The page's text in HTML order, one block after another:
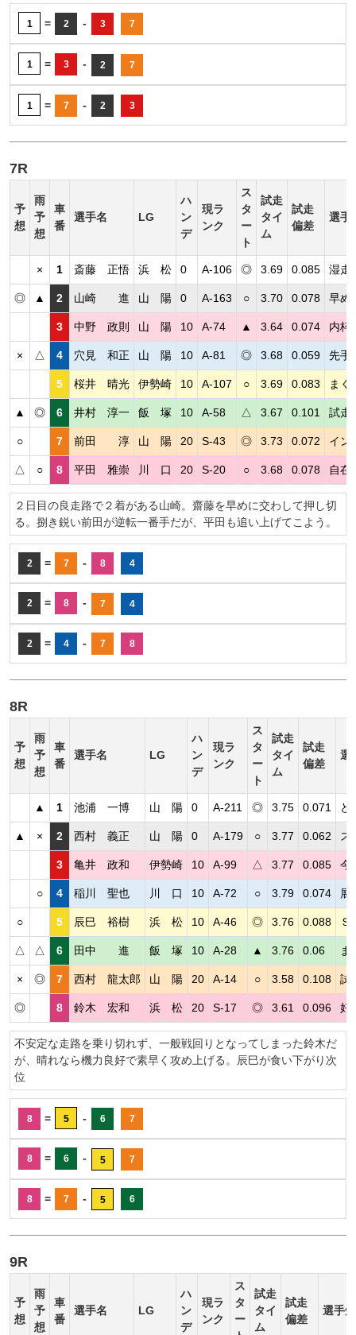
1 = 2 - 3 7
1 = 3 - 2 7
1 = 7 - 2 3
7R
予
想
雨
予
想
車
番
選手名 LG
ハ
ン
デ
現ラ
ンク
ス
タ
ー
ト
試走
タイ
ム
試走
偏差
選手
× 1 斎藤 正悟 浜 松 0 A-106 ◎ 3.69 0.085 湿走
◎ ▲ 2 山崎 進 山 陽 0 A-163 ○ 3.70 0.078 早め
3 中野 政則 山 陽 10 A-74 ▲ 3.64 0.074 内枠
× △ 4 穴見 和正 山 陽 10 A-81 ◎ 3.68 0.059 先手
5 桜井 晴光 伊勢崎 10 A-107 ○ 3.69 0.083 まく
▲ ◎ 6 井村 淳一 飯 塚 10 A-58 △ 3.67 0.101 試走
○ 7 前田 淳 山 陽 20 S-43 ◎ 3.73 0.072 イン
△ ○ 8 平田 雅崇 川 口 20 S-20 ○ 3.68 0.078 自在
２日目の良走路で２着がある山崎。齋藤を早めに交わして押し切
る。捌き鋭い前田が逆転一番手だが、平田も追い上げてこよう。
2 = 7 - 8 4
2 = 8 - 7 4
2 = 4 - 7 8
8R
予
想
雨
予
想
車
番
選手名 LG
ハ
ン
デ
現ラ
ンク
ス
タ
ー
ト
試走
タイ
ム
試走
偏差
選
▲ 1 池浦 一博 山 陽 0 A-211 ◎ 3.75 0.071 ど
▲ × 2 西村 義正 山 陽 0 A-179 ○ 3.77 0.062 ス
3 亀井 政和 伊勢崎 10 A-99 △ 3.77 0.085 今
○ 4 稲川 聖也 川 口 10 A-72 ○ 3.79 0.074 展
○ 5 辰巳 裕樹 浜 松 10 A-46 ◎ 3.76 0.088 Ｓ
△ △ 6 田中 進 飯 塚 10 A-28 ▲ 3.76 0.06 ま
× ◎ 7 西村 龍太郎 山 陽 20 A-14 ○ 3.58 0.108 試
◎ 8 鈴木 宏和 浜 松 20 S-17 ◎ 3.61 0.096 好
不安定な走路を乗り切れず、一般戦回りとなってしまった鈴木だ
が、晴れなら機力良好で素早く攻め上げる。辰巳が食い下がり次
位
8 = 5 - 6 7
8 = 6 - 5 7
8 = 7 - 5 6
9R
予
想
雨
予
想
車
番
選手名 LG
ハ
ン
デ
現ラ
ンク
ス
タ
ー
試走
タイ
ム
試走
偏差
選手